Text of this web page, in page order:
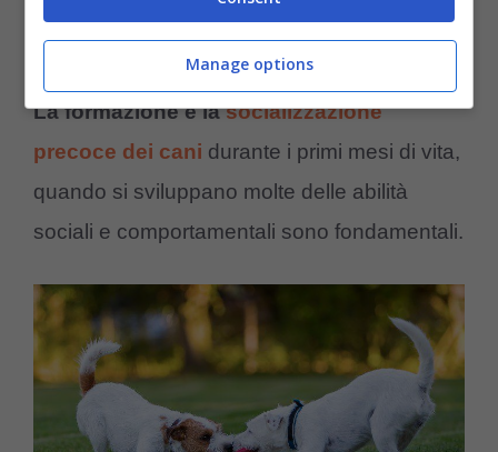
L’importanza della formazione
della socializzazione
La formazione e lasocializzazione
precoce dei cani durante i primi mesi di vita,
quando si sviluppano molte delle abilità
sociali e comportamentali sono fondamentali.
Manage options